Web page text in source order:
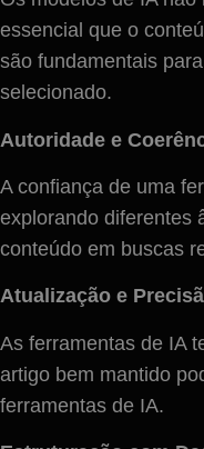
essencial que o
são fundamentais
selecionado.
Autoridade e
A confiança de uma
explorando diferentes
conteúdo em buscas
Atualização e
As ferramentas de IA
artigo bem mantido
ferramentas de IA.